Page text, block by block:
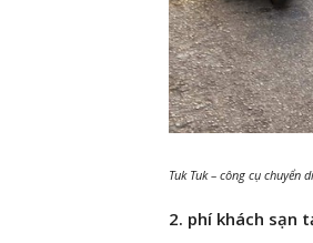
Tuk Tuk – công cụ chuyển
2. phí khách sạn